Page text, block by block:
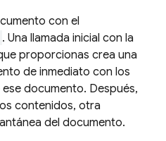
con el
. Una llamada inicial con la
proporcionas crea una
de inmediato con los
documento. Después,
contenidos, otra
del documento.